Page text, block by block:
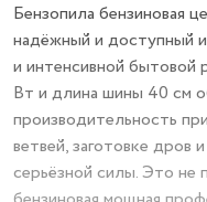
Бензопила бензиновая
надёжный и доступный
и интенсивной
Вт и длина шины 40 см
производительность
ветвей, заготовке дров
серьёзной силы. Это не